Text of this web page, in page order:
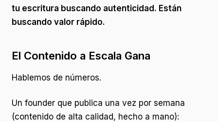
tu escritura buscando autenticidad. Están
buscando valor rápido.
El Contenido a Escala Gana
Hablemos de números.
Un founder que publica una vez por semana
(contenido de alta calidad, hecho a mano):